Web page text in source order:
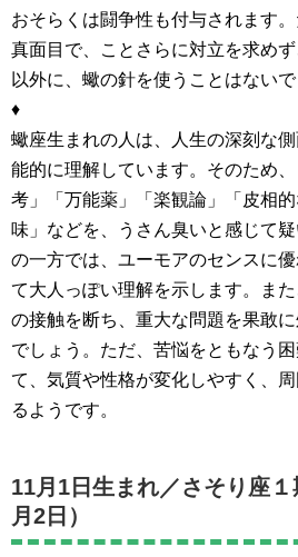
おそらくは闘争性も付与されます
真面目で、ことさらに対立を求め
以外に、蠍の針を使うことはないで
♦
蠍座生まれの人は、人生の深刻な
能的に理解しています。そのため
考」「万能薬」「楽観論」「皮相
味」などを、うさん臭いと感じて
の一方では、ユーモアのセンスに
て大人っぽい理解を示します。ま
の接触を断ち、重大な問題を果敢
でしょう。ただ、苦悩をともなう
て、気質や性格が変化しやすく、
るようです。
11月1日生まれ／さそり座
月2日）